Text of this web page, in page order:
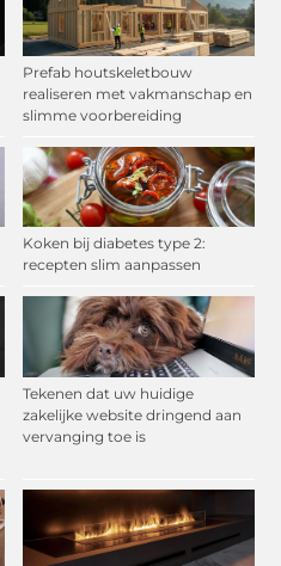
Prefab houtskeletbouw
realiseren met vakmanschap en
slimme voorbereiding
Koken bij diabetes type 2:
recepten slim aanpassen
Tekenen dat uw huidige
zakelijke website dringend aan
vervanging toe is